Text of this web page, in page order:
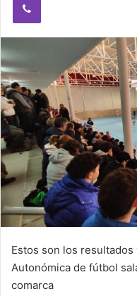
Estos son los
Autonómica de fútbol
comarca